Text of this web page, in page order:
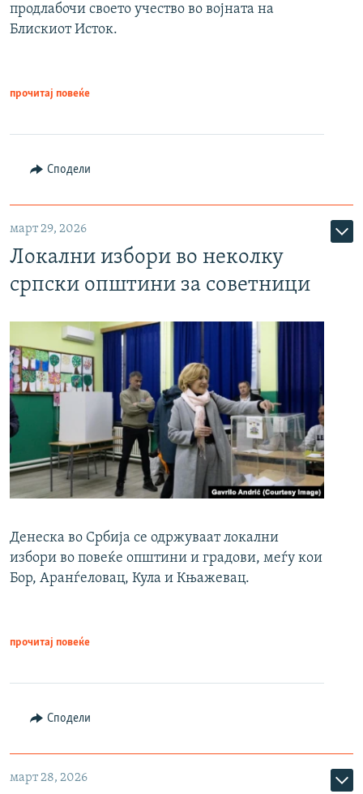
продлабочи своето учество во војната на
Блискиот Исток.
прочитај повеќе
Сподели
март 29, 2026
Локални избори во неколку
српски општини за советници
Денеска во Србија се одржуваат локални
избори во повеќе општини и градови, меѓу кои
Бор, Аранѓеловац, Кула и Књажевац.
прочитај повеќе
Сподели
март 28, 2026